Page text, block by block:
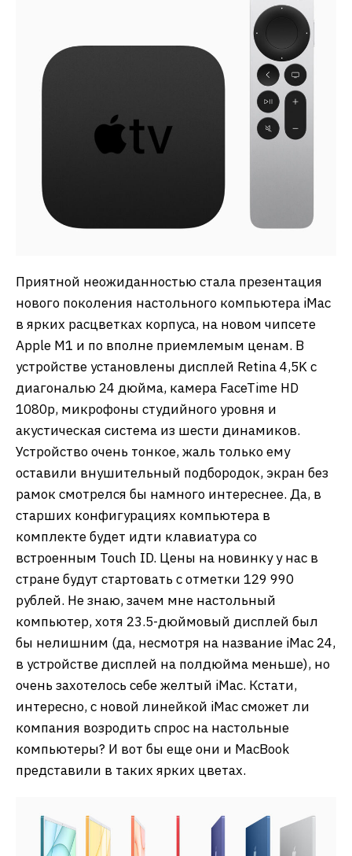
Приятной неожиданностью стала презентация
нового поколения настольного компьютера iMac
в ярких расцветках корпуса, на новом чипсете
Apple M1 и по вполне приемлемым ценам. В
устройстве установлены дисплей Retina 4,5K с
диагональю 24 дюйма, камера FaceTime HD
1080p, микрофоны студийного уровня и
акустическая система из шести динамиков.
Устройство очень тонкое, жаль только ему
оставили внушительный подбородок, экран без
рамок смотрелся бы намного интереснее. Да, в
старших конфигурациях компьютера в
комплекте будет идти клавиатура со
встроенным Touch ID. Цены на новинку у нас в
стране будут стартовать с отметки 129 990
рублей. Не знаю, зачем мне настольный
компьютер, хотя 23.5-дюймовый дисплей был
бы нелишним (да, несмотря на название iMac 24,
в устройстве дисплей на полдюйма меньше), но
очень захотелось себе желтый iMac. Кстати,
интересно, с новой линейкой iMac сможет ли
компания возродить спрос на настольные
компьютеры? И вот бы еще они и MacBook
представили в таких ярких цветах.